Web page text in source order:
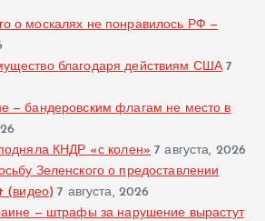
о москалях не понравилось РФ —
благодаря действиям США 7
— бандеровским флагам не место в
КНДР «с колен» 7 августа, 2026
Зеленского о предоставлении
(видео) 7 августа, 2026
— штрафы за нарушение вырастут